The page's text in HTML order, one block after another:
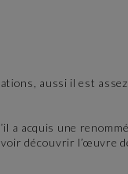
aussi il est
a acquis une
découvrir l’œuvre